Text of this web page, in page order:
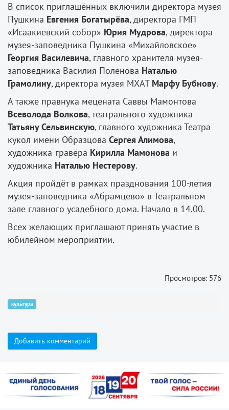
В список приглашённых включили директора музея
Пушкина Евгения Богатырёва, директора ГМП
«Исаакиевский собор» Юрия Мудрова, директора
музея-заповедника Пушкина «Михайловское»
Георгия Василевича, главного хранителя музея-
заповедника Василия Поленова Наталью
Грамолину, директора музея МХАТ Марфу Бубнову.
А также правнука мецената Саввы Мамонтова
Всеволода Волкова, театрального художника
Татьяну Сельвинскую, главного художника Театра
кукол имени Образцова Сергея Алимова,
художника-гравёра Кирилла Мамонова и
художника Наталью Нестерову.
Акция пройдёт в рамках празднования 100-летия
музея-заповедника «Абрамцево» в Театральном
зале главного усадебного дома. Начало в 14.00.
Всех желающих приглашают принять участие в
юбилейном мероприятии.
Просмотров: 576
культура
Добавить комментарий